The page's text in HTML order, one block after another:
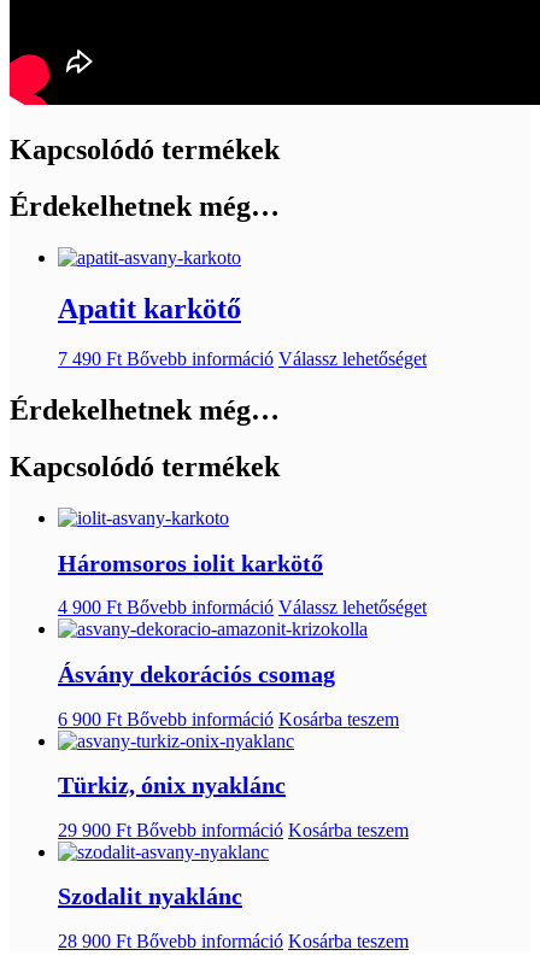
Kapcsolódó termékek
Érdekelhetnek még…
Apatit karkötő
7 490 Ft Bővebb információ Válassz lehetőséget
Érdekelhetnek még…
Kapcsolódó termékek
Háromsoros iolit karkötő
4 900 Ft Bővebb információ Válassz lehetőséget
Ásvány dekorációs csomag
6 900 Ft Bővebb információ Kosárba teszem
Türkiz, ónix nyaklánc
29 900 Ft Bővebb információ Kosárba teszem
Szodalit nyaklánc
28 900 Ft Bővebb információ Kosárba teszem